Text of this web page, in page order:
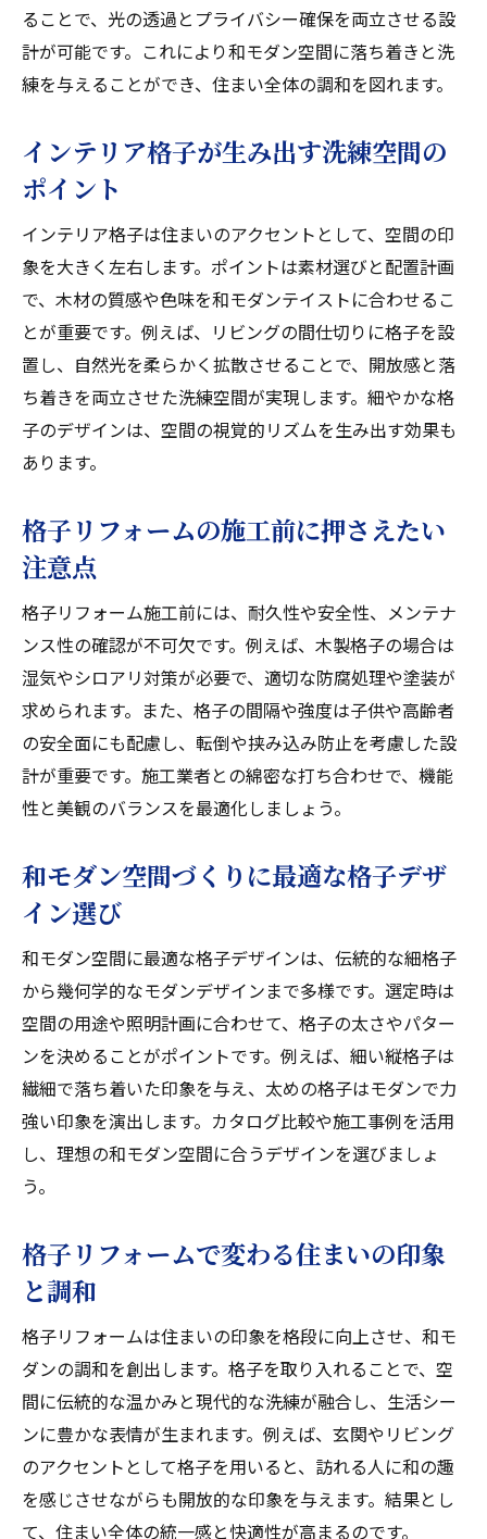
インテリア格子による空間演出の実例紹介
住まいを引き立てる格子リフォームの効果
インテリア格子を用いた間仕切りの新提案
法
インテリア格子間仕切りがもたらす利便性
格子模様の間仕切りで空間を有効活用する
コツ
後付けでも簡単な格子リフォームの方法
格子間仕切りが生み出す開放感と安心感
格子柄を活かすリフォームで叶える快適生活
リフォームで格子柄を取り入れるメリット
善
暮らしを豊かに彩る格子デザインの提案
間仕切りに格子を使う利点とデザインの工夫
リフォームで叶える格子間仕切りの魅力
空間を有効活用する格子間仕切りのアイデ
ア
格子間仕切りリフォームのデザインポイン
引き戸やパネルで楽しむ格子の表現技法
格子間仕切りで実現する明るい室内空間
室内リフォームなら格子模様の活用が効果的
リフォームで室内を格子模様で印象的に
格子模様リフォームが室内に与える効果と
は
インテリア格子で室内空間を広く見せる方
法
格子模様活用による和モダン空間の作り方
ることで、光の透過とプライバシー確保を両立させる設
計が可能です。これにより和モダン空間に落ち着きと洗
練を与えることができ、住まい全体の調和を図れます。
インテリア格子が生み出す洗練空間の
ポイント
インテリア格子は住まいのアクセントとして、空間の印
象を大きく左右します。ポイントは素材選びと配置計画
で、木材の質感や色味を和モダンテイストに合わせるこ
とが重要です。例えば、リビングの間仕切りに格子を設
置し、自然光を柔らかく拡散させることで、開放感と落
ち着きを両立させた洗練空間が実現します。細やかな格
子のデザインは、空間の視覚的リズムを生み出す効果も
あります。
格子リフォームの施工前に押さえたい
注意点
格子リフォーム施工前には、耐久性や安全性、メンテナ
ンス性の確認が不可欠です。例えば、木製格子の場合は
湿気やシロアリ対策が必要で、適切な防腐処理や塗装が
求められます。また、格子の間隔や強度は子供や高齢者
の安全面にも配慮し、転倒や挟み込み防止を考慮した設
計が重要です。施工業者との綿密な打ち合わせで、機能
性と美観のバランスを最適化しましょう。
和モダン空間づくりに最適な格子デザ
イン選び
和モダン空間に最適な格子デザインは、伝統的な細格子
から幾何学的なモダンデザインまで多様です。選定時は
空間の用途や照明計画に合わせて、格子の太さやパター
ンを決めることがポイントです。例えば、細い縦格子は
繊細で落ち着いた印象を与え、太めの格子はモダンで力
強い印象を演出します。カタログ比較や施工事例を活用
し、理想の和モダン空間に合うデザインを選びましょ
う。
格子リフォームで変わる住まいの印象
と調和
格子リフォームは住まいの印象を格段に向上させ、和モ
ダンの調和を創出します。格子を取り入れることで、空
間に伝統的な温かみと現代的な洗練が融合し、生活シー
ンに豊かな表情が生まれます。例えば、玄関やリビング
のアクセントとして格子を用いると、訪れる人に和の趣
を感じさせながらも開放的な印象を与えます。結果とし
て、住まい全体の統一感と快適性が高まるのです。